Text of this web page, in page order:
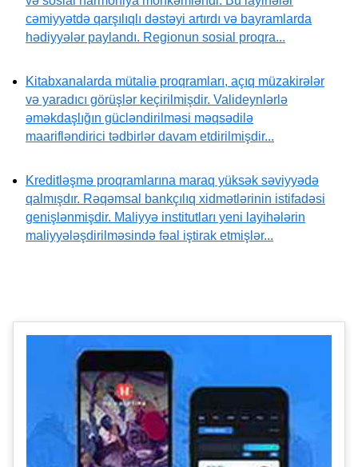
cəmiyyətdə qarşılıqlı dəstəyi artırdı və bayramlarda
hədiyyələr paylandı. Regionun sosial proqra...
Kitabxanalarda mütaliə proqramları, açıq müzakirələr
və yaradıcı görüşlər keçirilmişdir. Valideynlərlə
əməkdaşlığın gücləndirilməsi məqsədilə
maarifləndirici tədbirlər davam etdirilmişdir...
Kreditləşmə proqramlarına maraq yüksək səviyyədə
qalmışdır. Rəqəmsal bankçılıq xidmətlərinin istifadəsi
genişlənmişdir. Maliyyə institutları yeni layihələrin
maliyyələşdirilməsində fəal iştirak etmişlər...